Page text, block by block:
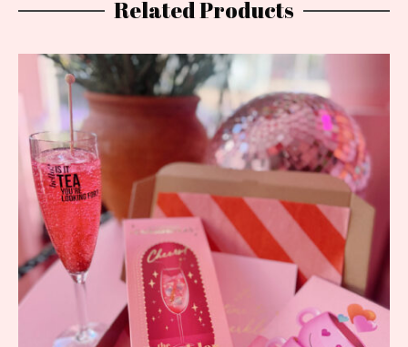
Related Products